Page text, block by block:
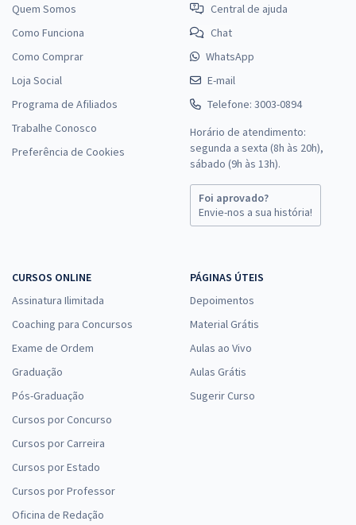
Quem Somos
Como Funciona
Como Comprar
Loja Social
Programa de Afiliados
Trabalhe Conosco
Preferência de Cookies
Central de ajuda
Chat
WhatsApp
E-mail
Telefone: 3003-0894
Horário de atendimento:
segunda a sexta (8h às 20h),
sábado (9h às 13h).
Foi aprovado?
Envie-nos a sua história!
CURSOS ONLINE
Assinatura Ilimitada
Coaching para Concursos
Exame de Ordem
Graduação
Pós-Graduação
Cursos por Concurso
Cursos por Carreira
Cursos por Estado
Cursos por Professor
Oficina de Redação
PÁGINAS ÚTEIS
Depoimentos
Material Grátis
Aulas ao Vivo
Aulas Grátis
Sugerir Curso